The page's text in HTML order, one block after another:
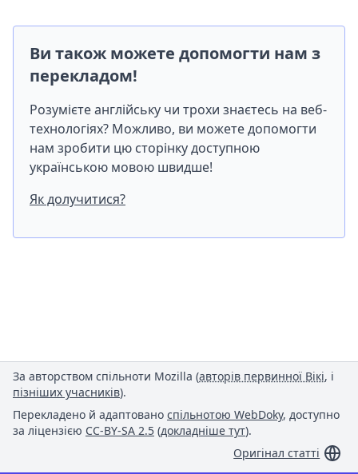
Ви також можете допомогти нам з
перекладом!
Розумієте англійську чи трохи знаєтесь на веб-
технологіях? Можливо, ви можете допомогти
нам зробити цю сторінку доступною
українською мовою швидше!
Як долучитися?
За авторством спільноти Mozilla (авторів первинної Вікі, і
пізніших учасників).
Перекладено й адаптовано спільнотою WebDoky, доступно
за ліцензією CC-BY-SA 2.5 (докладніше тут).
Оригінал статті